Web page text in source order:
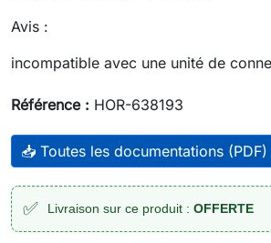
Avis :
incompatible avec une unité de
Référence : HOR-638193
📥 Toutes les documentations (PDF)
✅ Livraison sur ce produit : OFFERTE